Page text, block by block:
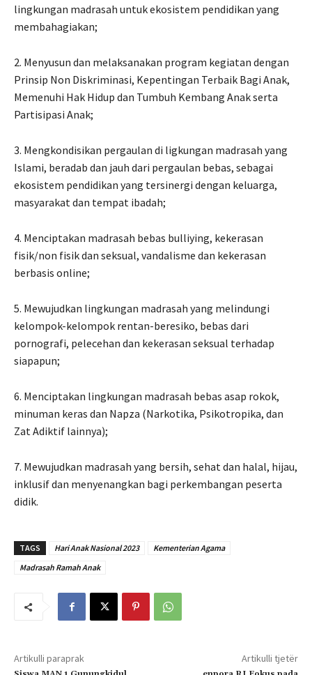
lingkungan madrasah untuk ekosistem pendidikan yang
membahagiakan;
2. Menyusun dan melaksanakan program kegiatan dengan
Prinsip Non Diskriminasi, Kepentingan Terbaik Bagi Anak,
Memenuhi Hak Hidup dan Tumbuh Kembang Anak serta
Partisipasi Anak;
3. Mengkondisikan pergaulan di ligkungan madrasah yang
Islami, beradab dan jauh dari pergaulan bebas, sebagai
ekosistem pendidikan yang tersinergi dengan keluarga,
masyarakat dan tempat ibadah;
4. Menciptakan madrasah bebas bulliying, kekerasan
fisik/non fisik dan seksual, vandalisme dan kekerasan
berbasis online;
5. Mewujudkan lingkungan madrasah yang melindungi
kelompok-kelompok rentan-beresiko, bebas dari
pornografi, pelecehan dan kekerasan seksual terhadap
siapapun;
6. Menciptakan lingkungan madrasah bebas asap rokok,
minuman keras dan Napza (Narkotika, Psikotropika, dan
Zat Adiktif lainnya);
7. Mewujudkan madrasah yang bersih, sehat dan halal, hijau,
inklusif dan menyenangkan bagi perkembangan peserta
didik.
TAGS Hari Anak Nasional 2023
Kementerian Agama
Madrasah Ramah Anak
Artikulli paraprak Artikulli tjetër